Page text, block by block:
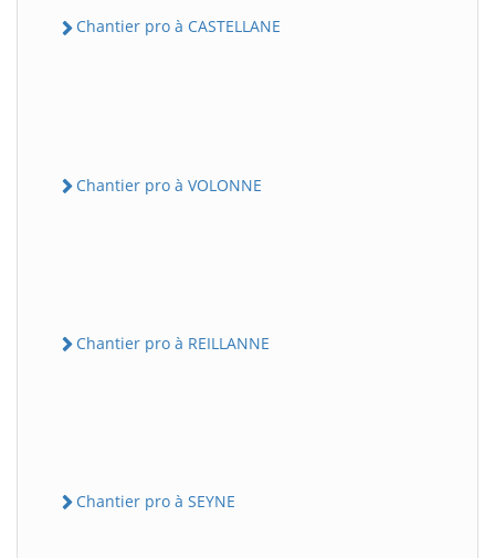
Chantier pro à CASTELLANE
Chantier pro à VOLONNE
Chantier pro à REILLANNE
Chantier pro à SEYNE